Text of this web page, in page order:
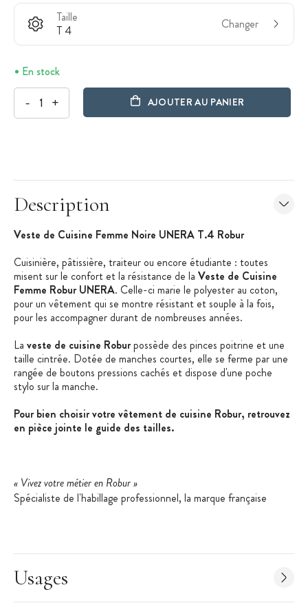
Taille
T 4
Changer
En stock
- + AJOUTER AU PANIER
Description
Veste de Cuisine Femme Noire UNERA T.4 Robur
Cuisinière, pâtissière, traiteur ou encore étudiante : toutes
misent sur le confort et la résistance de la Veste de Cuisine
Femme Robur UNERA. Celle-ci marie le polyester au coton,
pour un vêtement qui se montre résistant et souple à la fois,
pour les accompagner durant de nombreuses années.
La veste de cuisine Roburpossède des pinces poitrine et une
taille cintrée. Dotée de manches courtes, elle se ferme par une
rangée de boutons pressions cachés et dispose d'une poche
stylo sur la manche.
Pour bien choisir votre vêtement de cuisine Robur, retrouvez
en pièce jointe le guide des tailles.
« Vivez votre métier en Robur »
Spécialiste de l'habillage professionnel, la marque française
mots des vêtements Robur. Garanties sans substances
par Robur bénéficient du label Oekotex Standard 100.
Usages